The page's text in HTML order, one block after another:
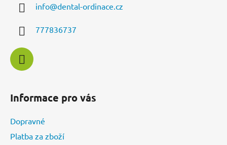
info@dental-ordinace.cz
777836737
Informace pro vás
Dopravné
Platba za zboží